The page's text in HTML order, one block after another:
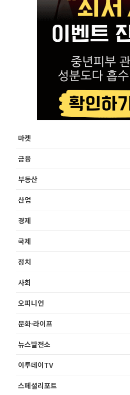
마켓
금융
부동산
산업
경제
국제
정치
사회
오피니언
문화·라이프
뉴스발전소
이투데이TV
스페셜리포트